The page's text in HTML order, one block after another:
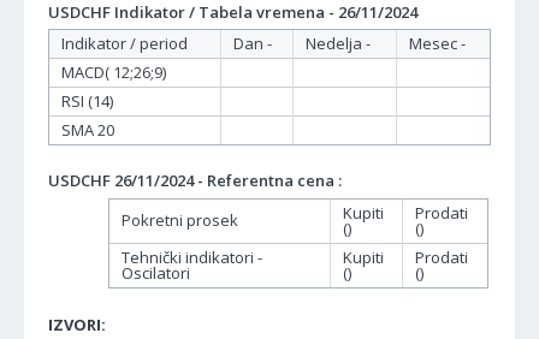
USDCHF Indikator / Tabela vremena - 26/11/2024
Indikator / period
Dan - Nedelja -
Mesec -
MACD( 12;26;9)
RSI (14)
SMA 20
USDCHF 26/11/2024 - Referentna cena :
Pokretni prosek
Kupiti
()
Prodati
()
Tehnički indikatori -
Oscilatori
Kupiti
()
Prodati
()
IZVORI: